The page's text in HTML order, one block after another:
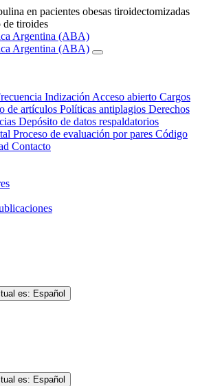
en pacientes obesas tiroidectomizadas
de tiroides
Indización Acceso abierto Cargos
de artículos Políticas antiplagios Derechos
Depósito de datos respaldatorios
Proceso de evaluación por pares Código
Contacto
es: Español
es: Español